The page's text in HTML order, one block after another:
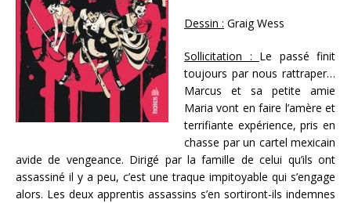
Dessin : Graig Wess
Sollicitation : Le passé finit
toujours par nous rattraper…
Marcus et sa petite amie
Maria vont en faire l’amère et
terrifiante expérience, pris en
chasse par un cartel mexicain
avide de vengeance. Dirigé par la famille de celui qu’ils ont
assassiné il y a peu, c’est une traque impitoyable qui s’engage
alors. Les deux apprentis assassins s’en sortiront-ils indemnes